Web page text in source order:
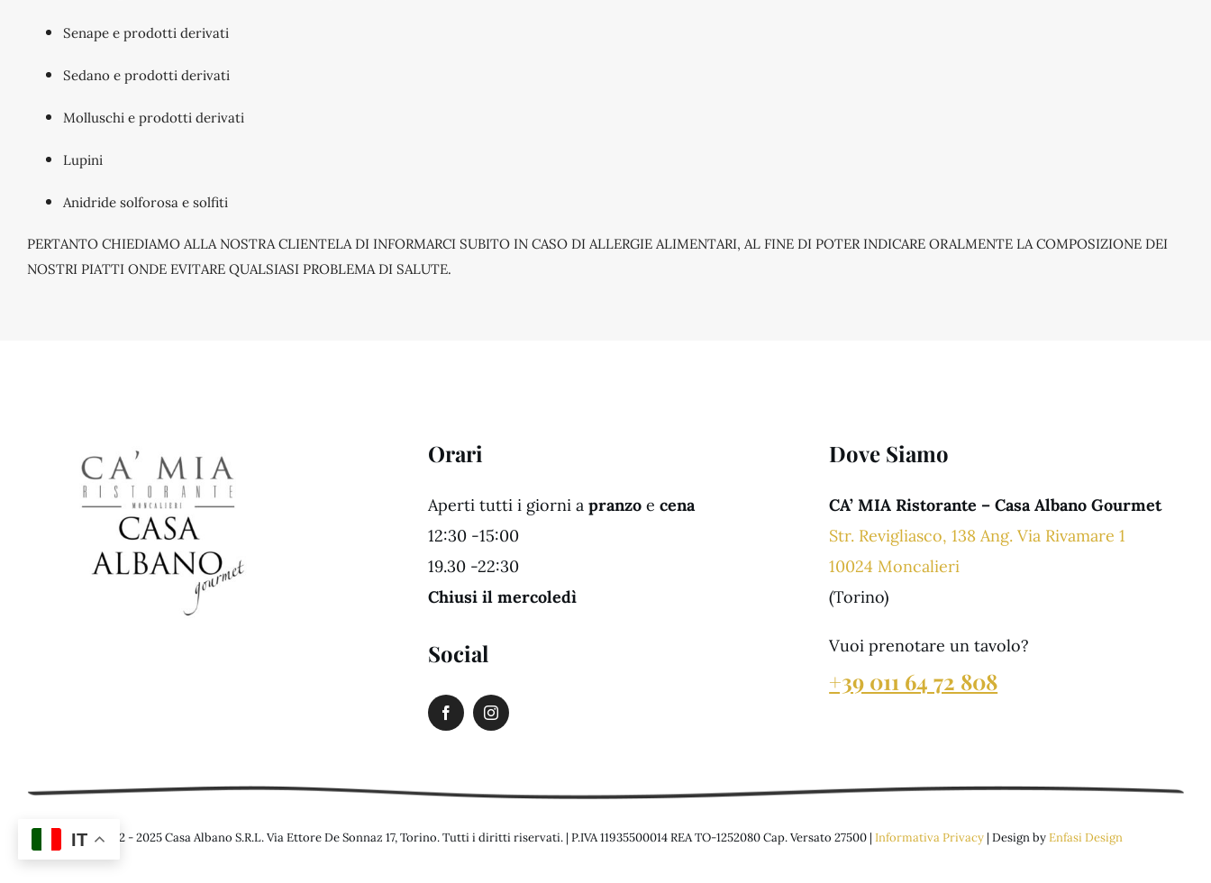
Senape e prodotti derivati
Sedano e prodotti derivati
Molluschi e prodotti derivati
Lupini
Anidride solforosa e solfiti
PERTANTO CHIEDIAMO ALLA NOSTRA CLIENTELA DI INFORMARCI SUBITO IN CASO DI ALLERGIE ALIMENTARI, AL FINE DI POTER INDICARE ORALMENTE LA COMPOSIZIONE DEI
NOSTRI PIATTI ONDE EVITARE QUALSIASI PROBLEMA DI SALUTE.
Orari
Aperti tutti i giorni apranzoecena
12:30 -15:00
19.30 -22:30
Chiusi il mercoledì
Social
Dove Siamo
CA’ MIA Ristorante – Casa Albano Gourmet
Str. Revigliasco, 138 Ang. Via Rivamare 1
10024 Moncalieri
(Torino)
Vuoi prenotare un tavolo?
+39 011 64 72 808
© 2012 - 2025 Casa Albano S.R.L. Via Ettore De Sonnaz 17, Torino. Tutti i diritti riservati. | P.IVA 11935500014 REA TO-1252080 Cap. Versato 27500 | Informativa Privacy | Design byEnfasi Design
IT